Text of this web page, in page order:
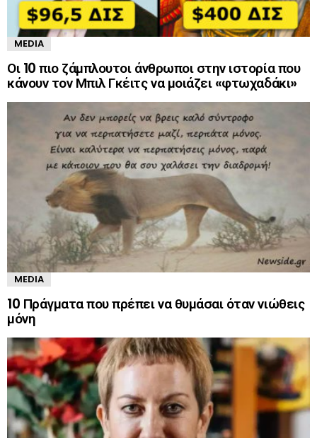
MEDIA
Οι 10 πιο ζάμπλουτοι άνθρωποι στην ιστορία που
κάνουν τον Μπιλ Γκέιτς να μοιάζει «φτωχαδάκι»
MEDIA
10 Πράγματα που πρέπει να θυμάσαι όταν νιώθεις
μόνη